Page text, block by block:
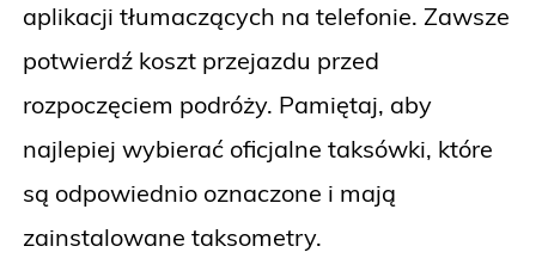
aplikacji tłumaczących na telefonie. Zawsze
potwierdź koszt przejazdu przed
rozpoczęciem podróży. Pamiętaj, aby
najlepiej wybierać oficjalne taksówki, które
są odpowiednio oznaczone i mają
zainstalowane taksometry.